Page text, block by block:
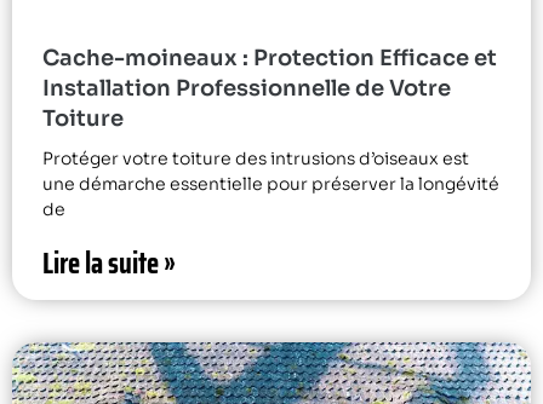
Cache-moineaux : Protection Efficace et
Installation Professionnelle de Votre
Toiture
Protéger votre toiture des intrusions d’oiseaux est
une démarche essentielle pour préserver la longévité
de
Lire la suite »